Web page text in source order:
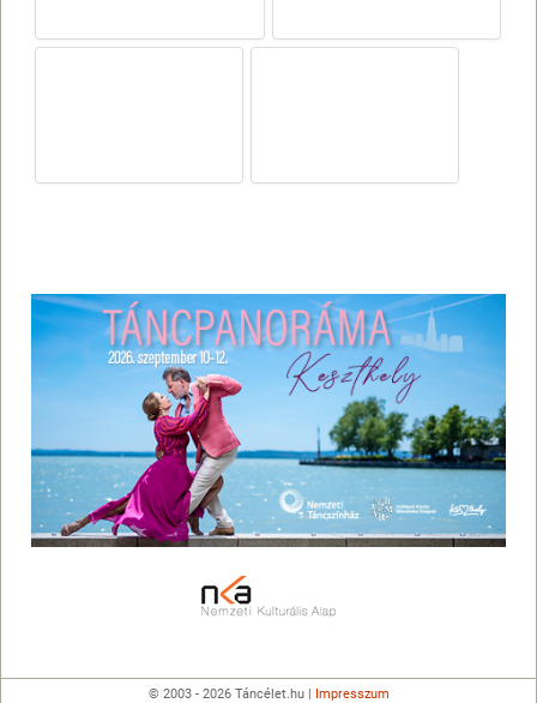
© 2003 - 2026 Táncélet.hu | Impresszum